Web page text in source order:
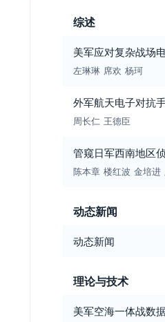
综述
美军应对复杂战场
左琳琳 席欢 杨珂
外军航天电子对抗
周长仁 王德臣
管窥日军西南地区
陈本章 楼红波 金培进
动态新闻
动态新闻
理论与技术
美军空海一体战数